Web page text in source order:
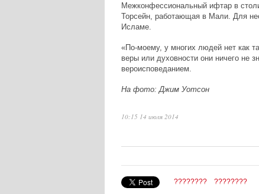
Межконфессиональный ифтар в
Торсейн, работающая в Мали. Для
Исламе.
«По-моему, у многих людей нет как
веры или духовности они ничего не
вероисповеданием.
На фото: Джим Уотсон
10:15 14 июля 2014
???????? ????????